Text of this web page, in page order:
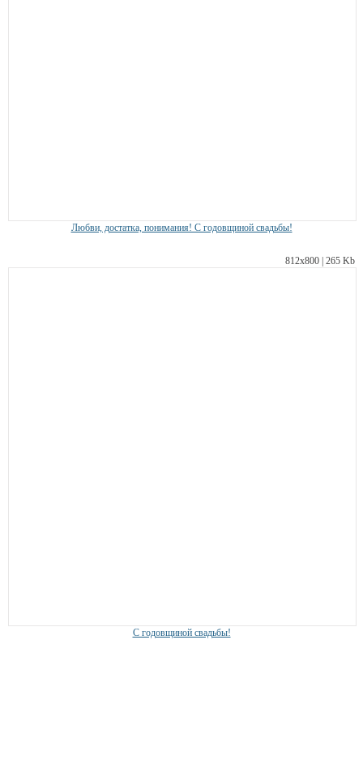
Любви, достатка, понимания! С годовщиной свадьбы!
812х800 | 265 Kb
С годовщиной свадьбы!